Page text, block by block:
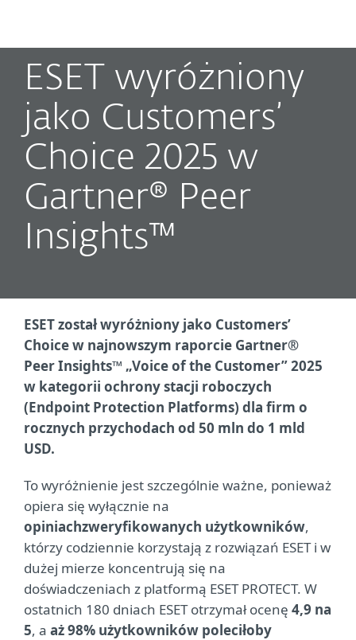
ESET wyróżniony
jako Customers’
Choice 2025 w
Gartner® Peer
Insights™
ESET został wyróżniony jako Customers’
Choice w najnowszym raporcie Gartner®
Peer Insights™ „Voice of the Customer” 2025
w kategorii ochrony stacji roboczych
(Endpoint Protection Platforms) dla firm o
rocznych przychodach od 50 mln do 1 mld
USD.
To wyróżnienie jest szczególnie ważne, ponieważ
opiera się wyłącznie na
opiniachzweryfikowanych użytkowników,
którzy codziennie korzystają z rozwiązań ESET i w
dużej mierze koncentrują się na
doświadczeniach z platformą ESET PROTECT. W
ostatnich 180 dniach ESET otrzymał ocenę 4,9 na
5, a aż 98% użytkowników poleciłoby